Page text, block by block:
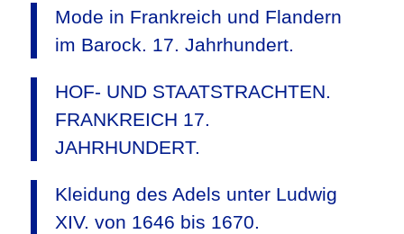
Mode in Frankreich und Flandern
im Barock. 17. Jahrhundert.
HOF- UND STAATSTRACHTEN.
FRANKREICH 17.
JAHRHUNDERT.
Kleidung des Adels unter Ludwig
XIV. von 1646 bis 1670.